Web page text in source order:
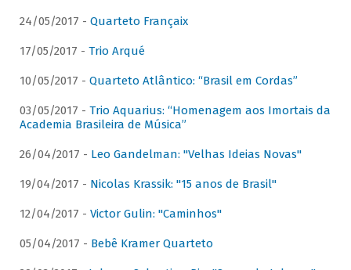
24/05/2017 - Quarteto Françaix
17/05/2017 - Trio Arqué
10/05/2017 - Quarteto Atlântico: “Brasil em Cordas”
03/05/2017 - Trio Aquarius: “Homenagem aos Imortais da
Academia Brasileira de Música”
26/04/2017 - Leo Gandelman: "Velhas Ideias Novas"
19/04/2017 - Nicolas Krassik: "15 anos de Brasil"
12/04/2017 - Victor Gulin: "Caminhos"
05/04/2017 - Bebê Kramer Quarteto